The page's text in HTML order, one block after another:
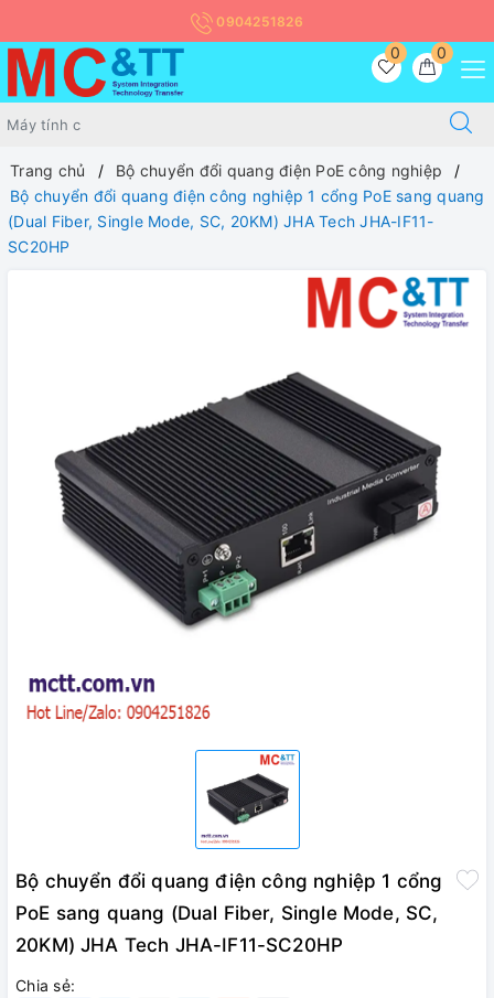
0904251826
0
0
Trang chủ
Bộ chuyển đổi quang điện PoE công nghiệp
Bộ chuyển đổi quang điện công nghiệp 1 cổng PoE sang quang
(Dual Fiber, Single Mode, SC, 20KM) JHA Tech JHA-IF11-
SC20HP
Bộ chuyển đổi quang điện công nghiệp 1 cổng
PoE sang quang (Dual Fiber, Single Mode, SC,
20KM) JHA Tech JHA-IF11-SC20HP
Chia sẻ: